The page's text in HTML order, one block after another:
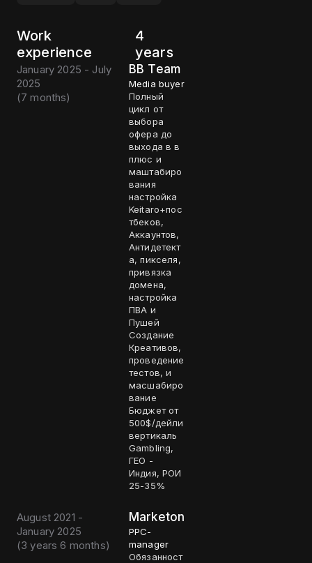
Work
experience
4
years
January 2025 - July
2025
(7 months)
BB Team
Media buyer
Полный
цикл от
выбора
офера до
выхода в в
плюс и
маштабиро
вания
настройка
Keitaro+пос
тбеков,
Аккаунтов,
Антидетект
а, пикселя,
привязка
домена,
настройка
ПВА и
Пушей
Создание
Креативов,
проведение
тестов, и
масшабиро
вание
Бюджет от
500$/дейли
вертикаль
Gambling,
ГЕО -
Индия, РОИ
25-35%
August 2021 -
January 2025
(3 years 6 months)
Marketon
PPC-
manager
Обязанност